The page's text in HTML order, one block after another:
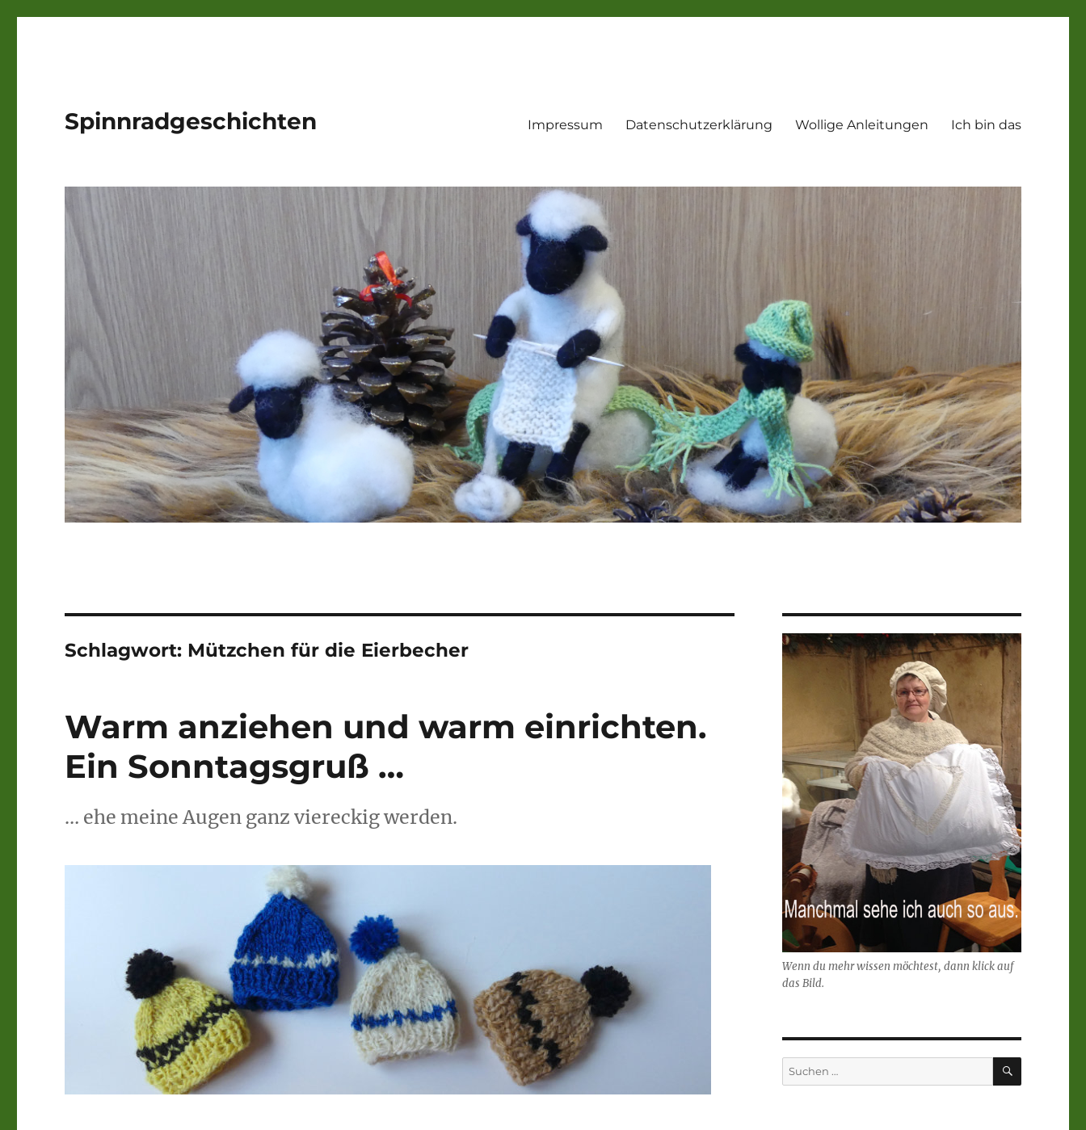
Spinnradgeschichten Impressum Datenschutzerklärung Wollige Anleitungen Ich bin das
Schlagwort: Mützchen für die Eierbecher
Warm anziehen und warm einrichten.
Ein Sonntagsgruß …
… ehe meine Augen ganz viereckig werden.
Wenn du mehr wissen möchtest, dann klick auf
das Bild.
Suchen
nach:
SUCHEN